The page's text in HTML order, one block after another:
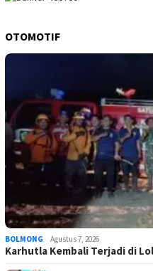
OTOMOTIF
BOLMONG Agustus 7, 2026
Karhutla Kembali Terjadi di